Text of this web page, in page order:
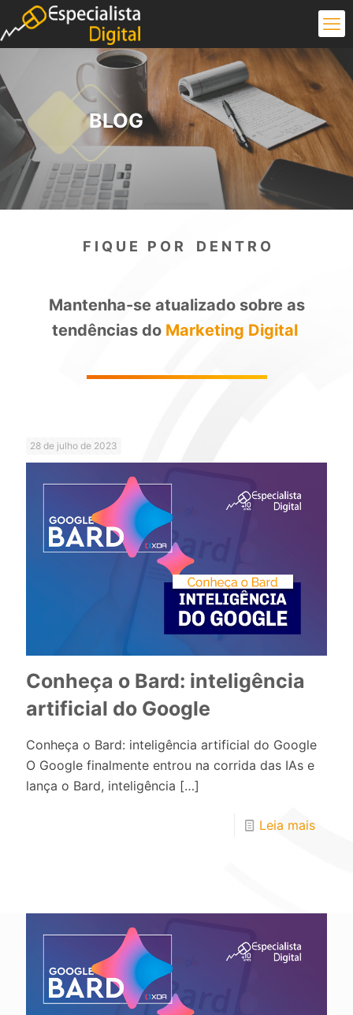
BLOG
F I Q U E P O R D E N T R O
Mantenha-se atualizado sobre as
tendências do Marketing Digital
28 de julho de 2023
Conheça o Bard: inteligência
artificial do Google
Conheça o Bard: inteligência artificial do Google
O Google finalmente entrou na corrida das IAs e
lança o Bard, inteligência […]
Leia mais